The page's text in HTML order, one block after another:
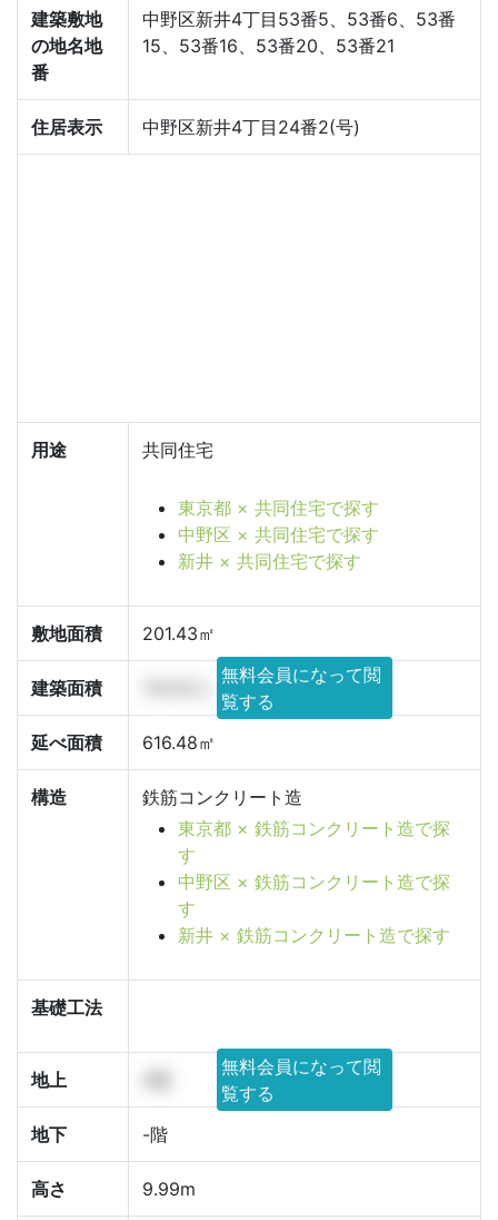
建築敷地
の地名地
番
中野区新井4丁目53番5、53番6、53番
15、53番16、53番20、53番21
住居表示 中野区新井4丁目24番2(号)
用途 共同住宅
東京都 × 共同住宅で探す
中野区 × 共同住宅で探す
新井 × 共同住宅で探す
敷地面積 201.43㎡
建築面積
無料会員になって閲
覧する
延べ面積
616.48㎡
構造
鉄筋コンクリート造
東京都 × 鉄筋コンクリート造で探
す
中野区 × 鉄筋コンクリート造で探
す
新井 × 鉄筋コンクリート造で探す
基礎工法
地上
無料会員になって閲
覧する
地下
-階
高さ 9.99m